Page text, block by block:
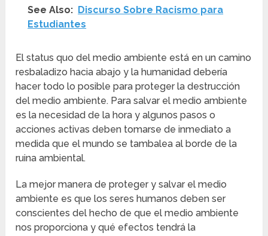
See Also: Discurso Sobre Racismo para
Estudiantes
El status quo del medio ambiente está en un camino
resbaladizo hacia abajo y la humanidad debería
hacer todo lo posible para proteger la destrucción
del medio ambiente. Para salvar el medio ambiente
es la necesidad de la hora y algunos pasos o
acciones activas deben tomarse de inmediato a
medida que el mundo se tambalea al borde de la
ruina ambiental.
La mejor manera de proteger y salvar el medio
ambiente es que los seres humanos deben ser
conscientes del hecho de que el medio ambiente
nos proporciona y qué efectos tendrá la